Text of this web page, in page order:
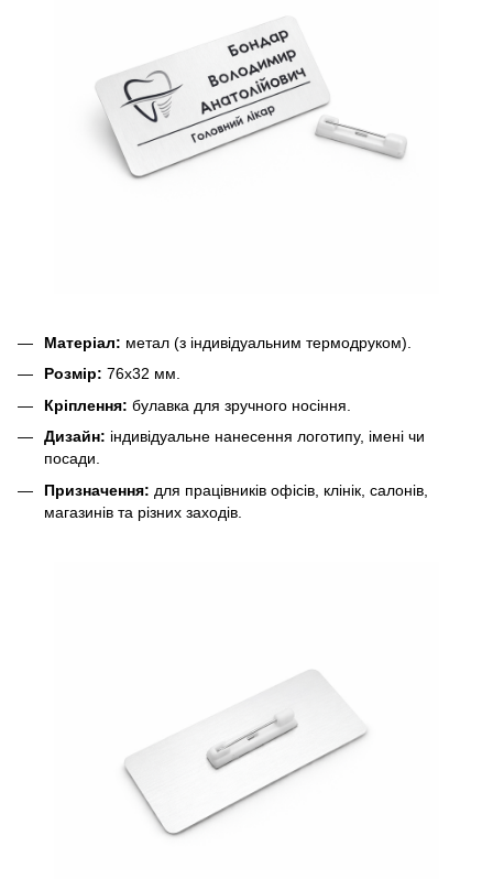
Матеріал: метал (з індивідуальним термодруком).
Розмір: 76х32 мм.
Кріплення: булавка для зручного носіння.
Дизайн: індивідуальне нанесення логотипу, імені чи
посади.
Призначення: для працівників офісів, клінік, салонів,
магазинів та різних заходів.